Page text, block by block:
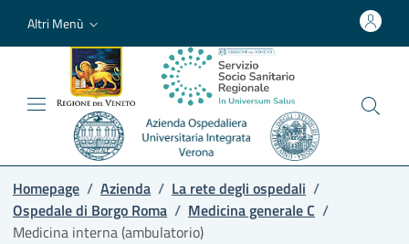
Altri Menù
Homepage / Azienda / La rete degli ospedali /
Ospedale di Borgo Roma / Medicina generale C /
Medicina interna (ambulatorio)